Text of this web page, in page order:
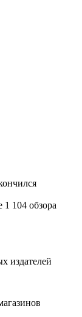
1 104 обзора
издателей